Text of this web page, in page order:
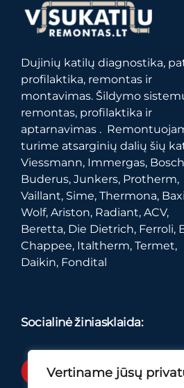
Vertiname jūsų
Dujinių katilų diagnostika,
profilaktika, remontas ir
montavimas. Šildymo
remontas, profilaktika ir
aptarnavimas .
turime atsarginių dalių šių
Viessmann, Immergas,
Buderus, Junkers, Protherm,
Vaillant, Sime, Thermona,
Wolf, Ariston, Radiant, ACV,
Beretta, Die Dietrich, Ferroli,
Chappee, Italtherm, Termet,
Daikin, Fondital
Socialinė žiniasklaida: